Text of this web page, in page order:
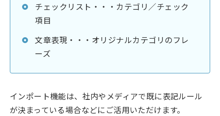
チェックリスト・・・カテゴリ／チェック
項目
文章表現・・・オリジナルカテゴリのフレ
ーズ
インポート機能は、社内やメディアで既に表記ルール
が決まっている場合などにご活用いただけます。